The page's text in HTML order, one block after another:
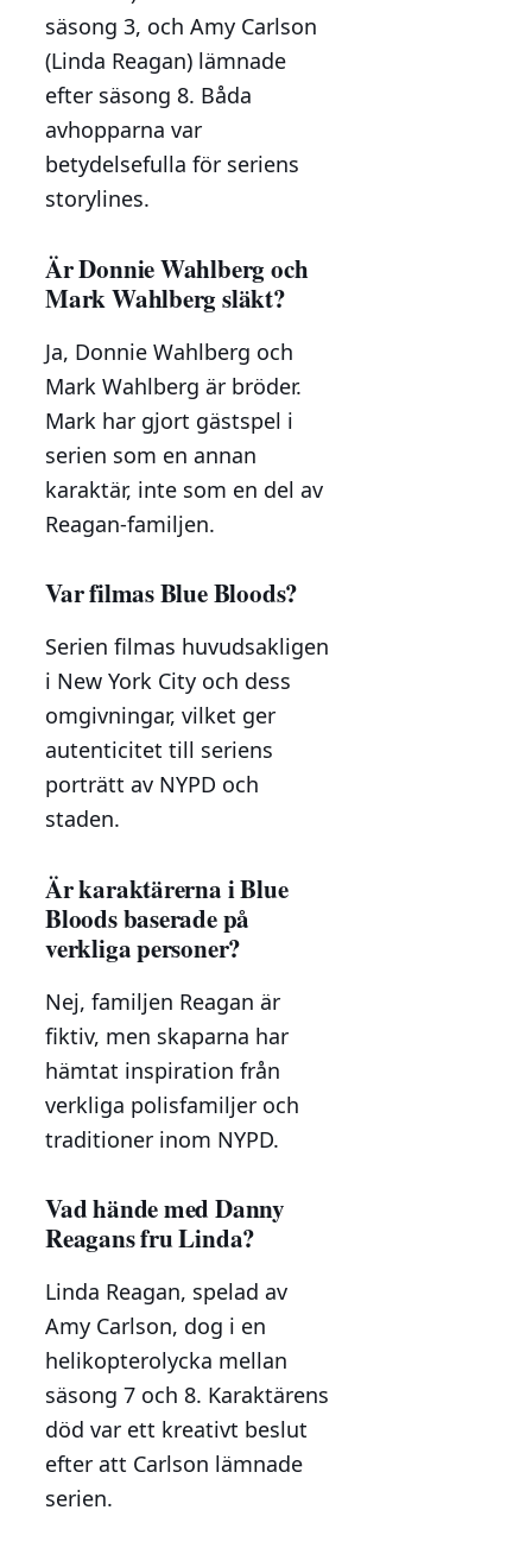
säsong 3, och Amy Carlson
(Linda Reagan) lämnade
efter säsong 8. Båda
avhopparna var
betydelsefulla för seriens
storylines.
Är Donnie Wahlberg och
Mark Wahlberg släkt?
Ja, Donnie Wahlberg och
Mark Wahlberg är bröder.
Mark har gjort gästspel i
serien som en annan
karaktär, inte som en del av
Reagan-familjen.
Var filmas Blue Bloods?
Serien filmas huvudsakligen
i New York City och dess
omgivningar, vilket ger
autenticitet till seriens
porträtt av NYPD och
staden.
Är karaktärerna i Blue
Bloods baserade på
verkliga personer?
Nej, familjen Reagan är
fiktiv, men skaparna har
hämtat inspiration från
verkliga polisfamiljer och
traditioner inom NYPD.
Vad hände med Danny
Reagans fru Linda?
Linda Reagan, spelad av
Amy Carlson, dog i en
helikopterolycka mellan
säsong 7 och 8. Karaktärens
död var ett kreativt beslut
efter att Carlson lämnade
serien.